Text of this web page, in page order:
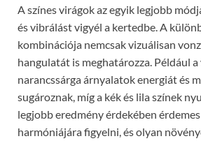
A színes virágok az egyik legjobb
és vibrálást vigyél a kertedbe. A
kombinációja nemcsak vizuálisan
hangulatát is meghatározza. Például a
narancssárga árnyalatok energiát és
sugároznak, míg a kék és lila színek
legjobb eredmény érdekében
harmóniájára figyelni, és olyan